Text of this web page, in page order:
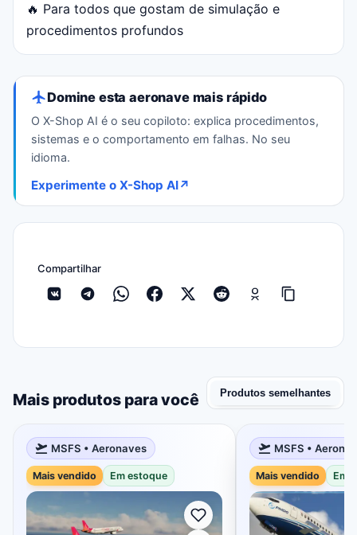
🔥 Para todos que gostam de simulação e
procedimentos profundos
Domine esta aeronave mais rápido
O X-Shop AI é o seu copiloto: explica procedimentos,
sistemas e o comportamento em falhas. No seu
idioma.
Experimente o X-Shop AI↗
Compartilhar
Mais produtos para você Produtos semelhantes
MSFS • Aeronaves
Mais vendido Em estoque
MSFS •
Mais vendido Em